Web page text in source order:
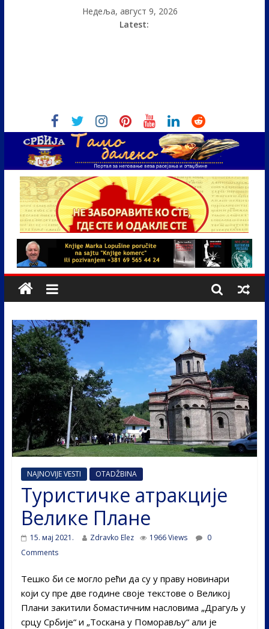
Недеља, август 9, 2026
Latest:
NAJNOVIJE VESTI OTADŽBINA
Туристичке атракције
Велике Плане
15. мај 2021. Zdravko Elez 1966 Views
0
Comments
Тешко би се могло рећи да су у праву новинари
који су пре две године своје текстове о Великој
Плани закитили бомастичним насловима „Драгуљ у
срцу Србије“ и „Тоскана у Поморављу“ али је